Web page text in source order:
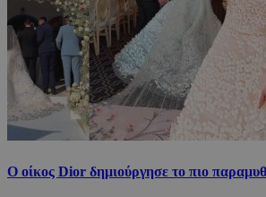
Ο οίκος Dior δημιούργησε το πιο